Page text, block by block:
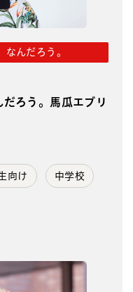
なんだろう。
だろう。馬瓜エブリ
向け 中学校